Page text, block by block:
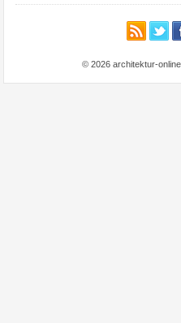
© 2026 architektur-